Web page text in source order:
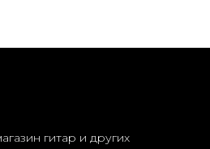
гитар и других